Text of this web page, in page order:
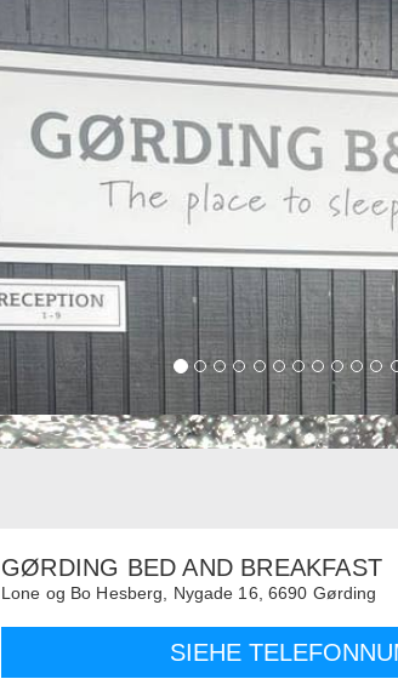
GØRDING BED AND BREAKFAST
Lone og Bo Hesberg, Nygade 16, 6690 Gørding
SIEHE